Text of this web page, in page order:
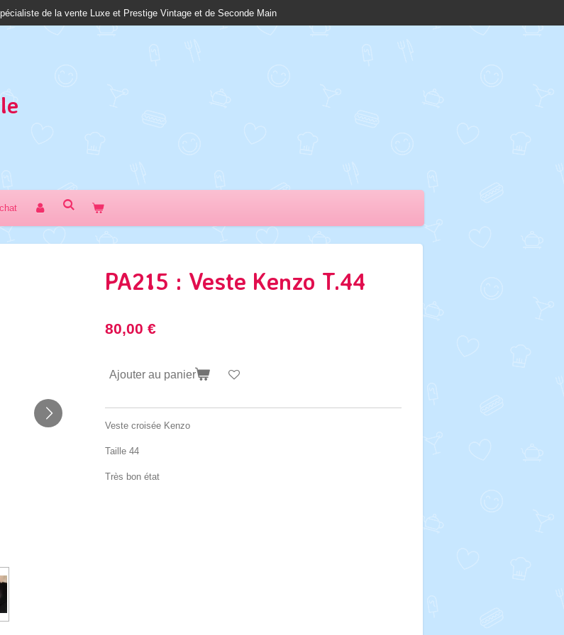
de la vente Luxe et Prestige Vintage et de Seconde Main
PA215 : Veste Kenzo T.44
80,00 €
Ajouter au panier
Veste croisée Kenzo
Taille 44
Très bon état